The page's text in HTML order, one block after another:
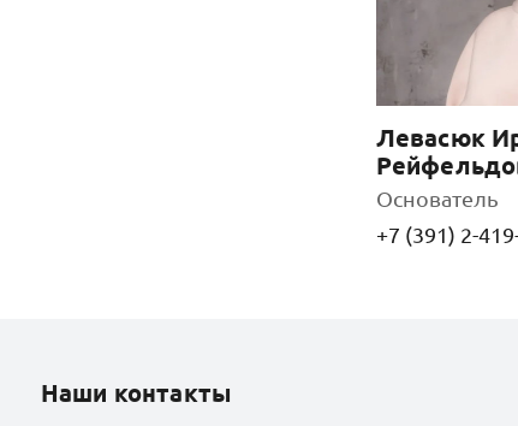
Левасюк
Основатель
+7 (391) 2-
Наши контакты